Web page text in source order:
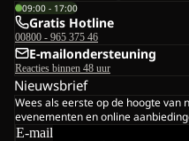
09:00 - 17:00
Gratis Hotline
00800 - 965 375 46
E-mailondersteuning
Reacties binnen 48 uur
Nieuwsbrief
Wees als eerste op de hoogte van
evenementen en online
E-mail